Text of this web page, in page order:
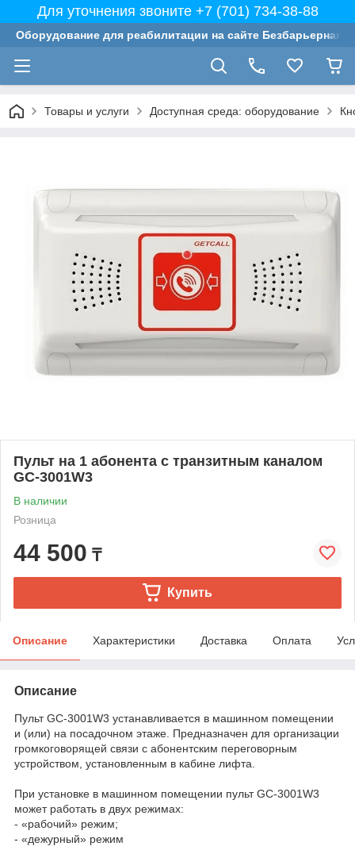
Для уточнения звоните +7 (701) 734-38-88
Оборудование для реабилитации на сайте Безбарьерная
Товары и услуги Доступная среда: оборудование
Пульт на 1 абонента с транзитным каналом
GC-3001W3
В наличии
Розница
44 500 ₸
Купить
Описание Характеристики Доставка Оплата
Описание
Пульт GC-3001W3 устанавливается в машинном помещении
и (или) на посадочном этаже. Предназначен для организации
громкоговорящей связи с абонентским переговорным
устройством, установленным в кабине лифта.
При установке в машинном помещении пульт GC-3001W3
может работать в двух режимах:
- «рабочий» режим;
- «дежурный» режим